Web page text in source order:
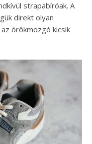
strapabíróak. A
direkt olyan
örökmozgó kicsik